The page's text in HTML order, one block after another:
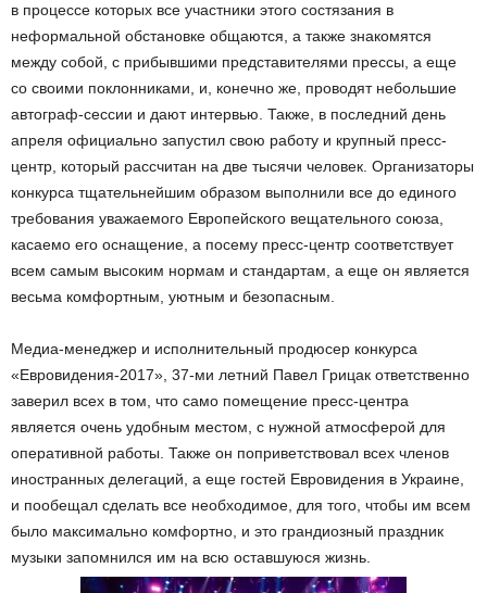
в процессе которых все участники этого состязания в
неформальной обстановке общаются, а также знакомятся
между собой, с прибывшими представителями прессы, а еще
со своими поклонниками, и, конечно же, проводят небольшие
автограф-сессии и дают интервью. Также, в последний день
апреля официально запустил свою работу и крупный пресс-
центр, который рассчитан на две тысячи человек. Организаторы
конкурса тщательнейшим образом выполнили все до единого
требования уважаемого Европейского вещательного союза,
касаемо его оснащение, а посему пресс-центр соответствует
всем самым высоким нормам и стандартам, а еще он является
весьма комфортным, уютным и безопасным.
Медиа-менеджер и исполнительный продюсер конкурса
«Евровидения-2017», 37-ми летний Павел Грицак ответственно
заверил всех в том, что само помещение пресс-центра
является очень удобным местом, с нужной атмосферой для
оперативной работы. Также он поприветствовал всех членов
иностранных делегаций, а еще гостей Евровидения в Украине,
и пообещал сделать все необходимое, для того, чтобы им всем
было максимально комфортно, и это грандиозный праздник
музыки запомнился им на всю оставшуюся жизнь.